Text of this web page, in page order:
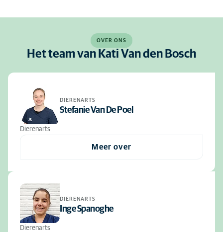
OVER ONS
Het team van Kati Van den Bosch
DIERENARTS
Stefanie Van De Poel
Dierenarts
Meer over
DIERENARTS
Inge Spanoghe
Dierenarts